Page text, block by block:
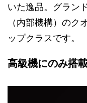
いた逸品。グラン
（内部機構）のク
ップクラスです。
高級機にのみ搭